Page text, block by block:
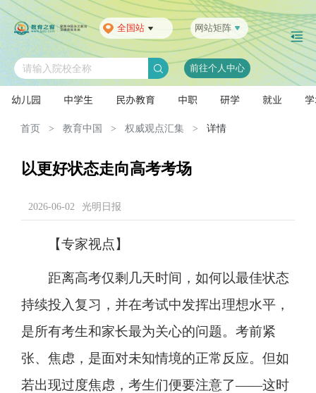
全国站 网站矩阵
请输入院校全称 前往个人中心
幼儿园 中学生 民办教育 中职 研学 就业
首页 > 教育中国 > 权威观点汇集 > 详情
以更好状态走向高考考场
2026-06-02 光明日报
【专家视点】
距离高考仅剩几天时间，如何以最佳状态
持续投入复习，并在考试中发挥出理想水平，
是所有考生和家长最为关心的问题。考前紧
张、焦虑，是面对未知情境的正常反应。但如
若出现过度焦虑，考生们便要注意了——这时